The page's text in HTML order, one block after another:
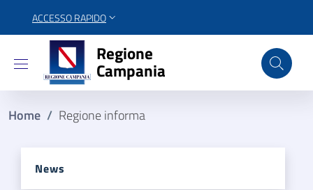
ACCESSO RAPIDO
Regione Campania
Regione
Campania
Home / Regione informa
News